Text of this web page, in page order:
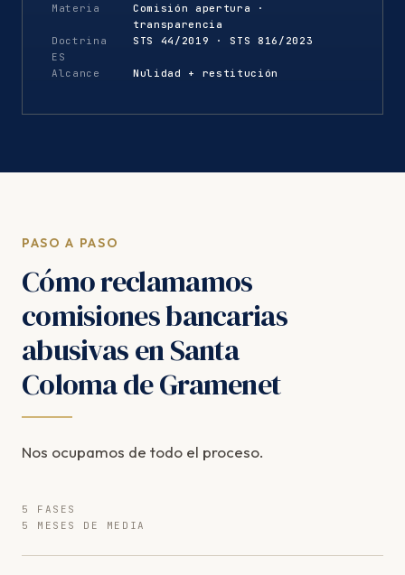
Materia
Comisión apertura ·
transparencia
Doctrina
ES
STS 44/2019 · STS 816/2023
Alcance Nulidad + restitución
PASO A PASO
Cómo reclamamos
comisiones bancarias
abusivas en Santa
Coloma de Gramenet
Nos ocupamos de todo el proceso.
5 FASES
5 MESES DE MEDIA